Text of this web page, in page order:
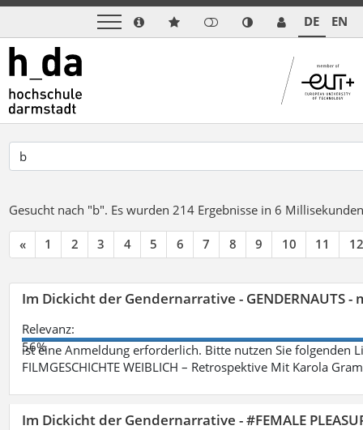
DE EN
Gesucht nach "b". Es wurden 214 Ergebnisse in 6
« 1 2 3 4 5 6 7 8 9 10 11 12
Im Dickicht der Gendernarrative - GENDERNAUTS
Relevanz:
56%
ist eine Anmeldung erforderlich. Bitte nutzen Sie folgenden
FILMGESCHICHTE WEIBLICH – Retrospektive Mit Karola
Im Dickicht der Gendernarrative - #FEMALE